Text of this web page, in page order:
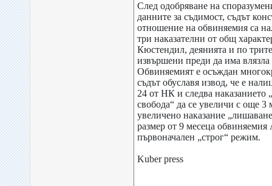
След одобряване на
данните за съдимост, съдът
отношение на обвиняемия са
три наказателни от общ
Кюстендил, деянията и по
извършени преди да има влязла
Обвиняемият е осъждан
съдът обуславя извод, че е
24 от НК и следва наказанието
свобода“ да се увеличи с още 3
увеличено наказание
размер от 9 месеца
първоначален „строг“ режим.
Kuber press